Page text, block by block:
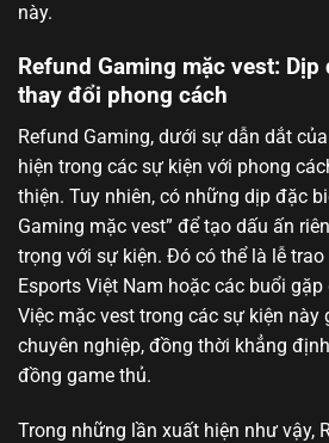
này.
Refund Gaming mặc vest:
thay đổi phong cách
Refund Gaming, dưới sự dẫn dắt
hiện trong các sự kiện với phong
thiện. Tuy nhiên, có những dịp đặc
Gaming mặc vest” để tạo dấu ấn
trọng với sự kiện. Đó có thể là lễ
Esports Việt Nam hoặc các buổi
Việc mặc vest trong các sự kiện này
chuyên nghiệp, đồng thời khẳng
đồng game thủ.
Trong những lần xuất hiện như vậy,